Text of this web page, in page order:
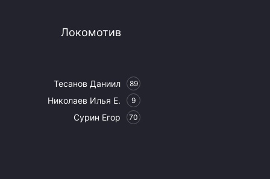
Локомотив
Тесанов Даниил 89
Николаев Илья Е. 9
Сурин Егор 70